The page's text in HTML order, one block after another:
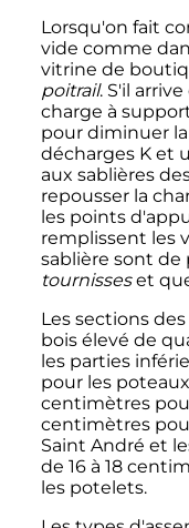
Lorsqu'on fait
vide comme
vitrine de
poitrail. S'il
charge à
pour diminuer
décharges K et
aux sablières
repousser la
les points
remplissent les
sablière sont de
tournisseset
Les sections
bois élevé de
les parties
pour les
centimètres pour
centimètres
Saint André et
de 16 à 18
les potelets.